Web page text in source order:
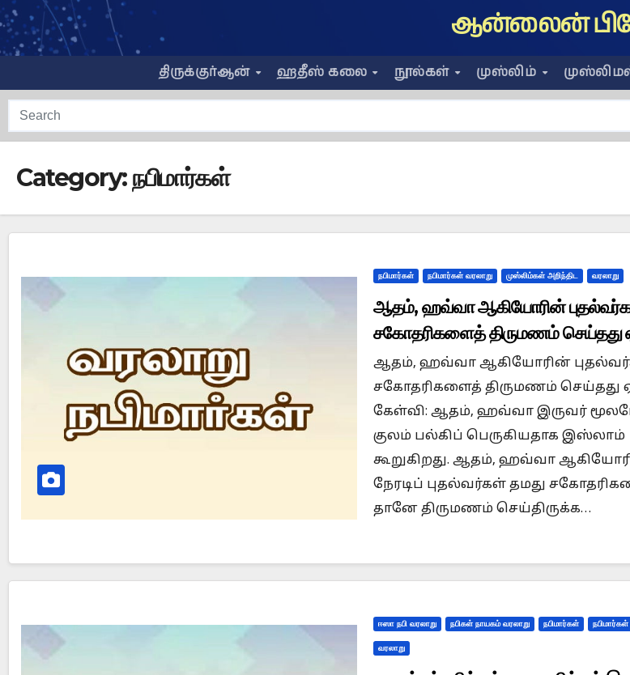
Skip
to
content
ஆன்லைன்
திருக்குர்ஆன் ஹதீஸ் கலை நூல்கள் முஸ்லிம்
Category:நபிமார்கள்
நபிமார்கள் நபிமார்கள் வரலாறு முஸ்லிம்கள் அறிந்திட வரலாறு
ஆதம், ஹவ்வா ஆகியோரின்
சகோதரிகளைத் திருமணம் செய்தது
ஆதம், ஹவ்வா ஆகியோரின்
சகோதரிகளைத் திருமணம் செய்தது
கேள்வி: ஆதம், ஹவ்வா இருவர்
குலம் பல்கிப் பெருகியதாக இஸ்லாம்
கூறுகிறது. ஆதம், ஹவ்வா
நேரடிப் புதல்வர்கள் தமது
தானே திருமணம் செய்திருக்க…
ஈஸா நபி வரலாறு நபிகள் நாயகம் வரலாறு நபிமார்கள்
வரலாறு
Jesus Resurrect on Sunday or Monday? Is Prophet Muhammad superior to Jesus?